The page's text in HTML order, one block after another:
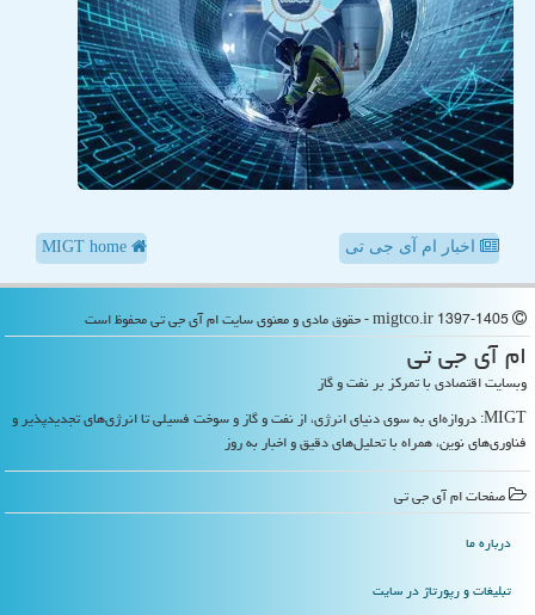
اخبار ام آی جی تی
ام آی جی تی
وبسایت اقتصادی با تمرکز بر نفت و گاز
MIGT: دروازه‌ای به سوی دنیای انرژی، از نفت و گاز و سوخت فسیلی تا انرژی‌های تجدیدپذیر و
فناوری‌های نوین، همراه با تحلیل‌های دقیق و اخبار به روز
صفحات ام آی جی تی
درباره ما
تبلیغات و رپورتاژ در سایت